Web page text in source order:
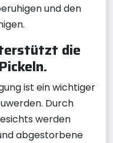
und den
die
ist ein wichtiger
Durch
werden
abgestorbene